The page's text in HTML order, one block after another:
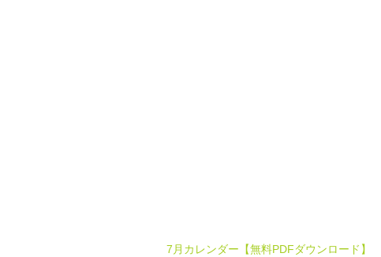
7月カレンダー【無料PDFダウンロード】